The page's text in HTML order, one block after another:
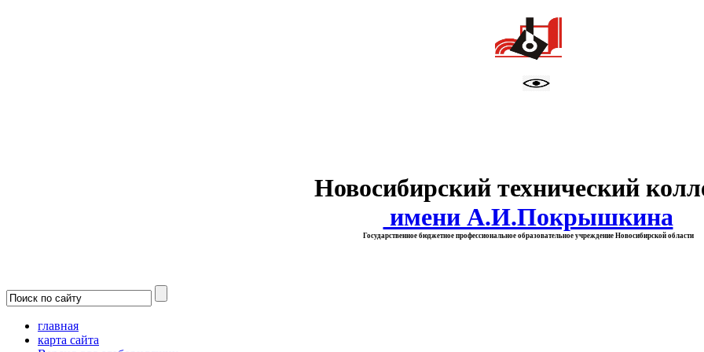
Новосибирский технический
имени А.И.Покрышкина
Государственное бюджетное профессиональное образовательное учреждение Новосибирской области
главная
карта сайта